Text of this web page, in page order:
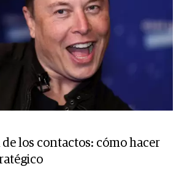
los contactos: cómo hacer